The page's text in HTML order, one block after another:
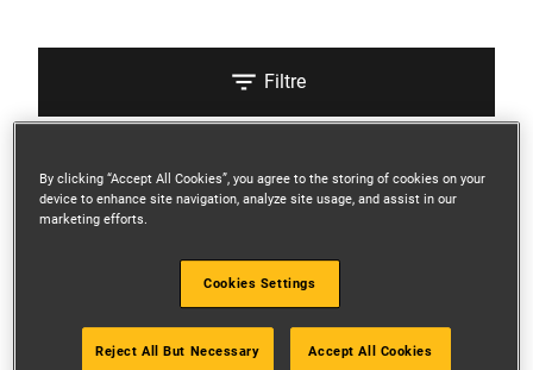
Filtre
Sorter
By clicking “Accept All Cookies”, you agree to the storing of cookies on your
device to enhance site navigation, analyze site usage, and assist in our
marketing efforts.
Cookies Settings
Reject All But Necessary Accept All Cookies